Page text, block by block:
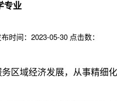
专业
时间：2023-05-30 点击数：
区域经济发展，从事精细